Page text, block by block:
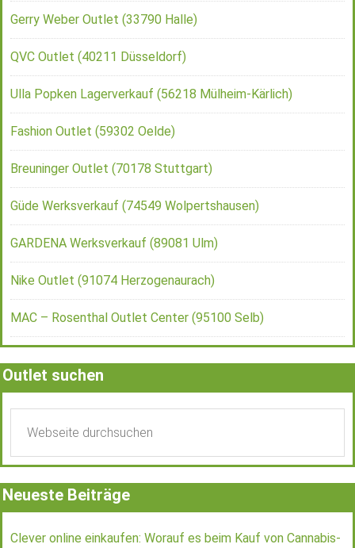
Gerry Weber Outlet (33790 Halle)
QVC Outlet (40211 Düsseldorf)
Ulla Popken Lagerverkauf (56218 Mülheim-Kärlich)
Fashion Outlet (59302 Oelde)
Breuninger Outlet (70178 Stuttgart)
Güde Werksverkauf (74549 Wolpertshausen)
GARDENA Werksverkauf (89081 Ulm)
Nike Outlet (91074 Herzogenaurach)
MAC – Rosenthal Outlet Center (95100 Selb)
Outlet suchen
Neueste Beiträge
Clever online einkaufen: Worauf es beim Kauf von Cannabis-